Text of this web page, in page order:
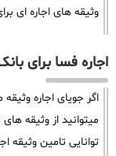
وثیقه های اجاره ای
اجاره فسا برای
اگر جویای اجاره
میتوانید از وثیقه